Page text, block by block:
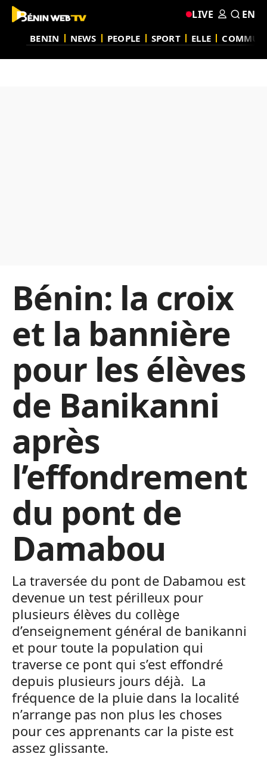
BENIN NEWS PEOPLE SPORT ELLE
LIVE EN
Bénin: la croix
et la bannière
pour les élèves
de Banikanni
après
l’effondrement
du pont de
Damabou
La traversée du pont de Dabamou est
devenue un test périlleux pour
plusieurs élèves du collège
d’enseignement général de banikanni
et pour toute la population qui
traverse ce pont qui s’est effondré
depuis plusieurs jours déjà. La
fréquence de la pluie dans la localité
n’arrange pas non plus les choses
pour ces apprenants car la piste est
assez glissante.